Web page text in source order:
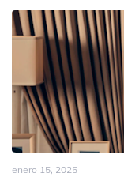
enero 15, 2025